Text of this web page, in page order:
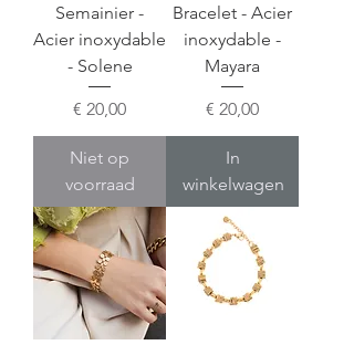
Semainier -
Acier inoxydable
- Solene
Prijs
€ 20,00
Niet op
voorraad
Bracelet - Acier
inoxydable -
Mayara
Prijs
€ 20,00
In
winkelwagen